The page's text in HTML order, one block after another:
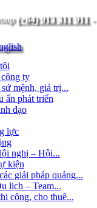
(+84) 913 311 911-
ty
mệnh, giá trị...
ấn phát triển
đạo
lực
nghị – Hội...
kiện
giải pháp quảng...
lịch – Team...
công, cho thuê...